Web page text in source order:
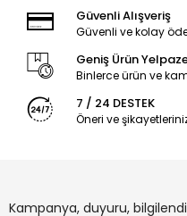
Güvenli Alışveriş
Güvenli ve kolay
Geniş Ürün
Binlerce ürün ve
7 / 24 DESTEK
Öneri ve
Kampanya, duyuru,